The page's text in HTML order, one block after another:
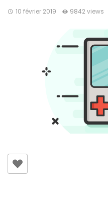
10 février 2019 9842 views